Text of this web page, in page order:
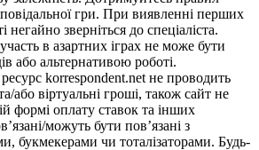
гри. При виявленні перших
негайно зверніться до спеціаліста.
в азартних іграх не може бути
або альтернативою роботі.
korrespondent.net не проводить
або віртуальні гроші, також сайт не
формі оплату ставок та інших
можуть бути пов’язані з
букмекерами чи тоталізаторами. Будь-